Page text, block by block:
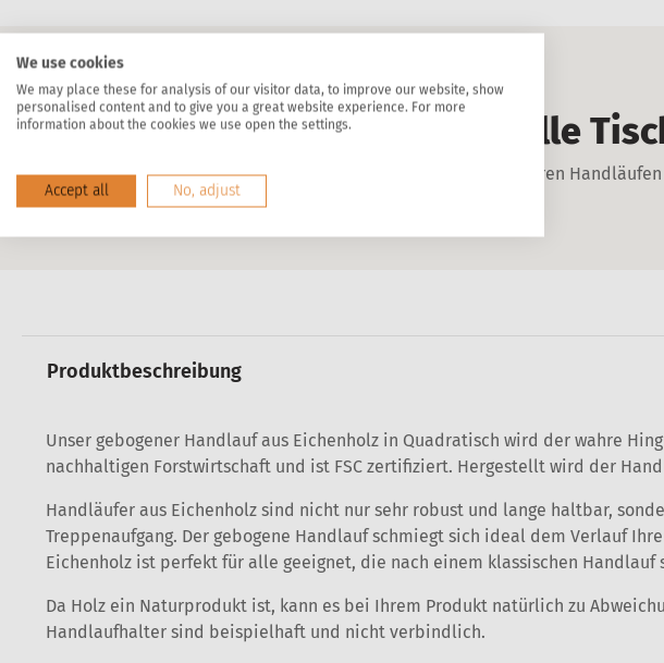
Professionelle
Mit unseren
Produktbeschreibung
Unser gebogener Handlauf aus Eichenholz in Quadratisch wird der wahre
nachhaltigen Forstwirtschaft und ist FSC zertifiziert. Hergestellt wird der
Handläufer aus Eichenholz sind nicht nur sehr robust und lange haltbar,
Treppenaufgang. Der gebogene Handlauf schmiegt sich ideal dem Verlauf
Eichenholz ist perfekt für alle geeignet, die nach einem klassischen
Da Holz ein Naturprodukt ist, kann es bei Ihrem Produkt natürlich zu
Handlaufhalter sind beispielhaft und nicht verbindlich.
We use cookies
We may place these for analysis of our visitor data, to improve our website, show
personalised content and to give you a great website experience. For more
information about the cookies we use open the settings.
Accept all No, adjust